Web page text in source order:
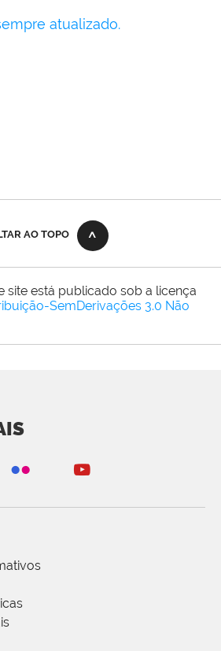
atualizado.
AO TOPO
site está publicado sob a licença
SemDerivações 3.0 Não